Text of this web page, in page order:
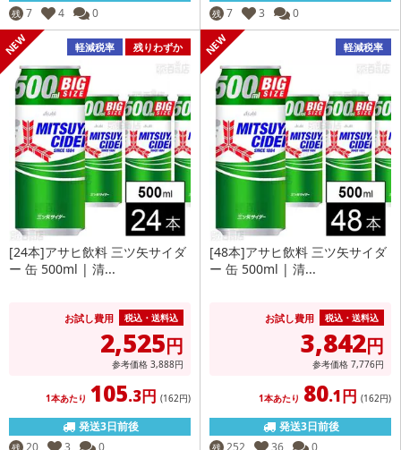
残 7 4 0 残 7 3 0
軽減税率 残りわずか
[24本]アサヒ飲料 三ツ矢サイダ
ー 缶 500ml | 清...
お試し費用 税込・送料込
2,525円
参考価格 3,888円
1本あたり 105.3円 (162円)
発送3日前後
残
軽減税率
[48本]アサヒ飲料 三ツ矢サイダ
ー 缶 500ml | 清...
お試し費用 税込・送料込
3,842円
参考価格 7,776円
1本あたり 80.1円 (162円)
発送3日前後
残